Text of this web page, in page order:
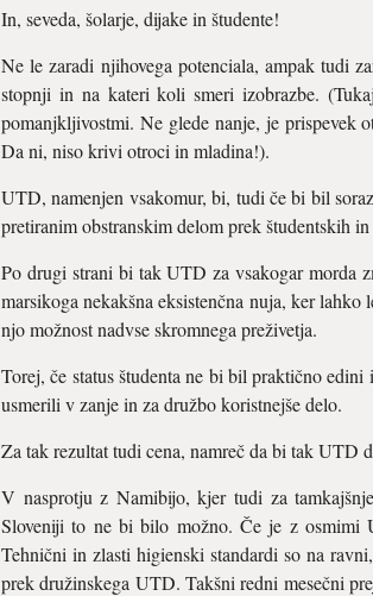
In, seveda, šolarje, dijake in študente!
Ne le zaradi njihovega potenciala, ampak tudi
stopnji in na kateri koli smeri izobrazbe.
pomanjkljivostmi. Ne glede nanje, je prispevek
Da ni, niso krivi otroci in mladina!).
UTD, namenjen vsakomur, bi, tudi če bi bil
pretiranim obstranskim delom prek študentskih
Po drugi strani bi tak UTD za vsakogar morda
marsikoga nekakšna eksistenčna nuja, ker
njo možnost nadvse skromnega preživetja.
Torej, če status študenta ne bi bil praktično
usmerili v zanje in za družbo koristnejše delo.
Za tak rezultat tudi cena, namreč da bi tak UTD
V nasprotju z Namibijo, kjer tudi za
Sloveniji to ne bi bilo možno. Če je z osmimi
Tehnični in zlasti higienski standardi so na
prek družinskega UTD. Takšni redni mesečni